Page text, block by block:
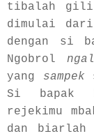
tibalah
dimulai dari
dengan si
Ngobrol
yang sampek
Si bapak
rejekimu
dan biarlah